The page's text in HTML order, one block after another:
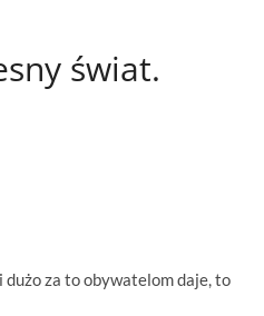
świat.
za to obywatelom daje, to